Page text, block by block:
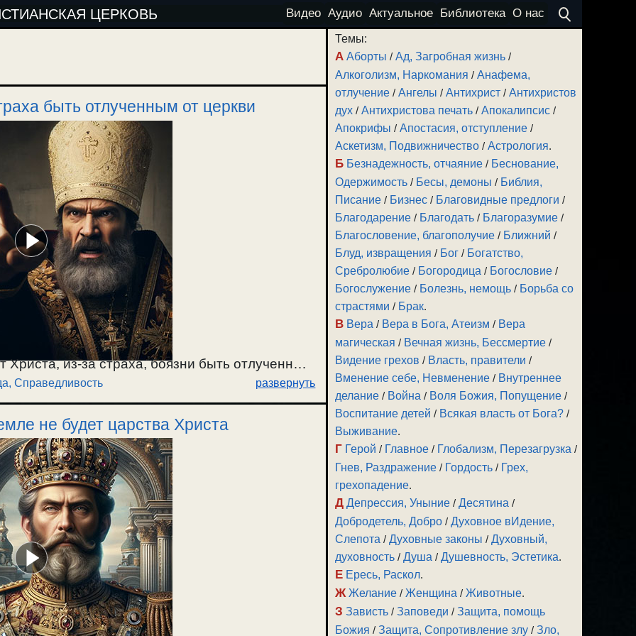
ЦЕРКОВЬ Видео Аудио Актуальное Библиотека О нас
быть отлученным от церкви
из-за страха, боязни быть отлученным
Справедливость развернуть
не будет царства Христа
Темы:
А Аборты /Ад, Загробная жизнь /
Алкоголизм, Наркомания /Анафема,
отлучение /Ангелы /Антихрист /Антихристов
дух /Антихристова печать /Апокалипсис /
Апокрифы /Апостасия, отступление /
Аскетизм, Подвижничество /Астрология.
Б Безнадежность, отчаяние / Беснование,
Одержимость / Бесы, демоны / Библия,
Писание / Бизнес / Благовидные предлоги /
Благодарение / Благодать / Благоразумие /
Благословение, благополучие / Ближний /
Блуд, извращения / Бог / Богатство,
Сребролюбие / Богородица / Богословие /
Богослужение / Болезнь, немощь / Борьба со
страстями / Брак.
В Вера / Вера в Бога, Атеизм / Вера
магическая / Вечная жизнь, Бессмертие /
Видение грехов / Власть, правители /
Вменение себе, Невменение / Внутреннее
делание / Война / Воля Божия, Попущение /
Воспитание детей / Всякая власть от Бога? /
Выживание.
Г Герой / Главное / Глобализм, Перезагрузка /
Гнев, Раздражение / Гордость / Грех,
грехопадение.
Д Депрессия, Уныние /Десятина /
Добродетель, Добро /Духовное вИдение,
Слепота /Духовные законы /Духовный,
духовность /Душа /Душевность, Эстетика.
Е Ересь, Раскол.
Ж Желание /Женщина /Животные.
З Зависть /Заповеди /Защита, помощь
Божия /Защита, Сопротивление злу /Зло,